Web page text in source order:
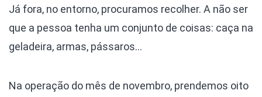
Já fora, no entorno, procuramos recolher. A não ser
que a pessoa tenha um conjunto de coisas: caça na
geladeira, armas, pássaros…
Na operação do mês de novembro, prendemos oito